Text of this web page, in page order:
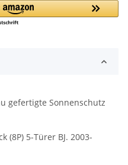
gefertigte Sonnenschutz
(8P) 5-Türer BJ. 2003-